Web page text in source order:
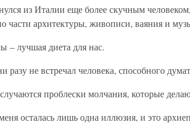
из Италии еще более скучным
части архитектуры, живописи, ваяния и
– лучшая диета для нас.
разу не встречал человека, способного
проблески молчания, которые
осталась лишь одна иллюзия, и это